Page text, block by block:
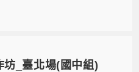
坊_臺北場(國中組)